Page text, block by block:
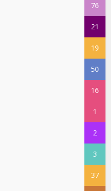
76
21
19
50
16
1
2
3
37